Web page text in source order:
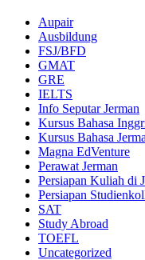
Aupair
Ausbildung
FSJ/BFD
GMAT
GRE
IELTS
Info Seputar Jerman
Kursus Bahasa
Kursus Bahasa
Magna EdVenture
Perawat Jerman
Persiapan Kuliah di
Persiapan
SAT
Study Abroad
TOEFL
Uncategorized